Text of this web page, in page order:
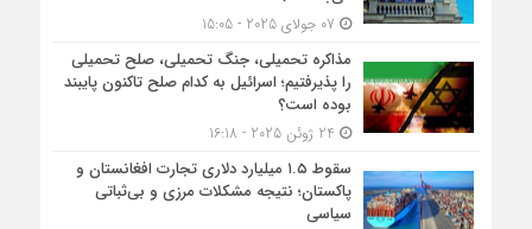
مذاکره تحمیلی، جنگ تحمیلی، صلح تحمیلی
را پذیرفتیم؛ اسرائیل به کدام صلح تاکنون پایبند
بوده است؟
سقوط ۱.۵ میلیارد دلاری تجارت افغانستان و
پاکستان؛ نتیجه مشکلات مرزی و بی‌ثباتی
سیاسی